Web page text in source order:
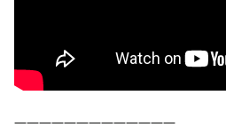
—————————————